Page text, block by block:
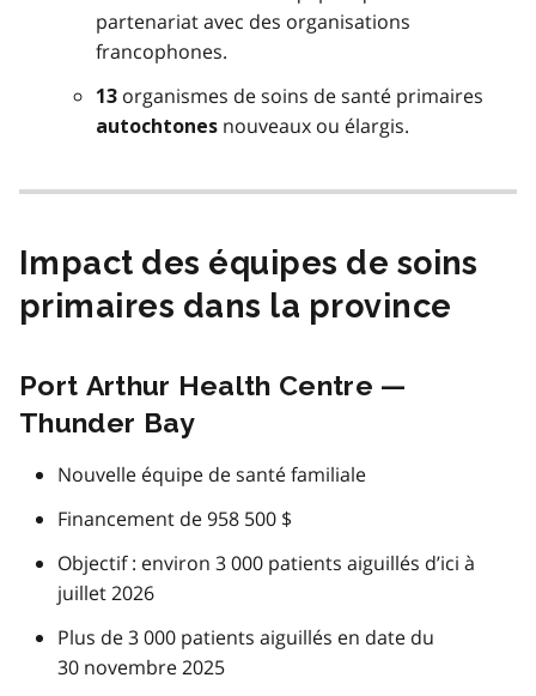
partenariat avec des organisations
francophones.
13 organismes de soins de santé primaires
autochtones nouveaux ou élargis.
Impact des équipes de soins
primaires dans la province
Port Arthur Health Centre —
Thunder Bay
Nouvelle équipe de santé familiale
Financement de 958 500 $
Objectif : environ 3 000 patients aiguillés d’ici à
juillet 2026
Plus de 3 000 patients aiguillés en date du
30 novembre 2025